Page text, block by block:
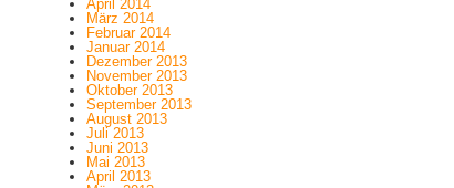
April 2014
März 2014
Februar 2014
Januar 2014
Dezember 2013
November 2013
Oktober 2013
September 2013
August 2013
Juli 2013
Juni 2013
Mai 2013
April 2013